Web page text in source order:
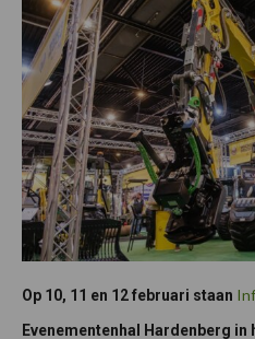
Op 10, 11 en 12 februari staan
Evenementenhal Hardenberg